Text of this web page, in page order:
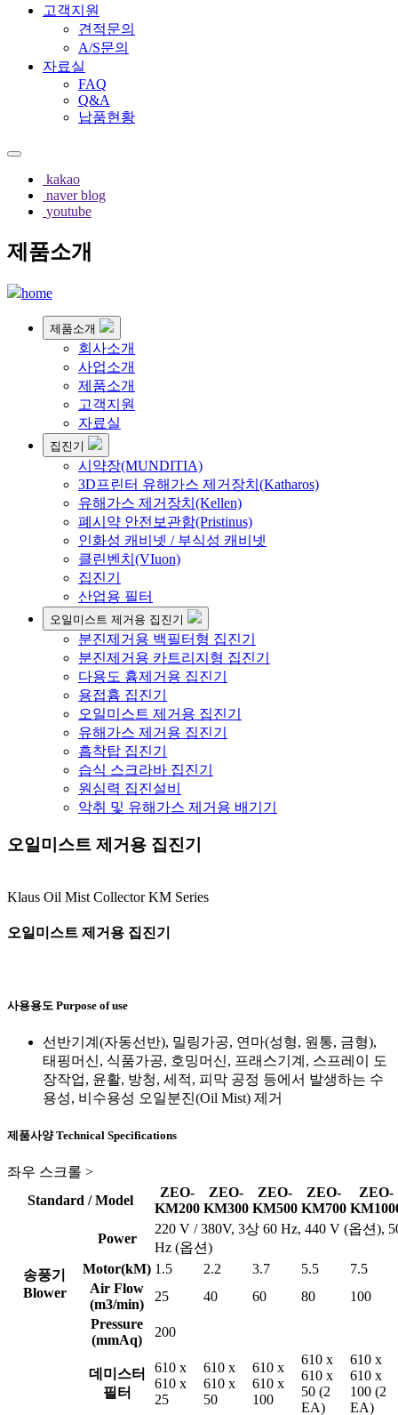
고객지원
견적문의
A/S문의
자료실
FAQ
Q&A
납품현황
kakao
naver blog
youtube
제품소개
home
제품소개
회사소개
사업소개
제품소개
고객지원
자료실
집진기
시약장(MUNDITIA)
3D프린터 유해가스 제거장치(Katharos)
유해가스 제거장치(Kellen)
폐시약 안전보관함(Pristinus)
인화성 캐비넷 / 부식성 캐비넷
클린벤치(VIuon)
집진기
산업용 필터
오일미스트 제거용 집진기
분진제거용 백필터형 집진기
분진제거용 카트리지형 집진기
다용도 흄제거용 집진기
용접흄 집진기
오일미스트 제거용 집진기
유해가스 제거용 집진기
흡착탑 집진기
습식 스크라바 집진기
원심력 집진설비
악취 및 유해가스 제거용 배기기
오일미스트 제거용 집진기
Klaus Oil Mist Collector KM Series
오일미스트 제거용 집진기
사용용도 Purpose of use
선반기계(자동선반), 밀링가공, 연마(성형, 원통, 금형),
태핑머신, 식품가공, 호밍머신, 프래스기계, 스프레이 도
장작업, 윤활, 방청, 세적, 피막 공정 등에서 발생하는 수
용성, 비수용성 오일분진(Oil Mist) 제거
제품사양 Technical Specifications
좌우 스크롤 >
Standard / Model
ZEO-
KM200
ZEO-
KM300
ZEO-
KM500
ZEO-
KM700
ZEO-
송풍기
Blower
Power
220 V / 380V, 3상 60 Hz, 440 V (옵션),
Hz (옵션)
Motor(kM) 1.5 2.2 3.7 5.5
7.5
Air Flow
(m3/min)
25 40 60 80
100
Pressure
(mmAq)
200
데미스터
필터
610 x
610 x
25
610 x
610 x
50
610 x
610 x
100
610 x
610 x
50 (2
EA)
610 x
610 x
100 (2
EA)